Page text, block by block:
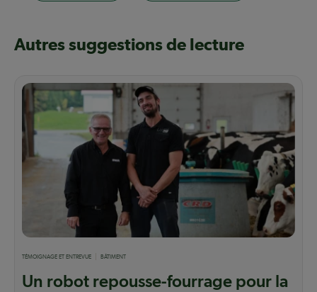
Autres suggestions de lecture
TÉMOIGNAGE ET ENTREVUE BÂTIMENT
Un robot repousse-fourrage pour la